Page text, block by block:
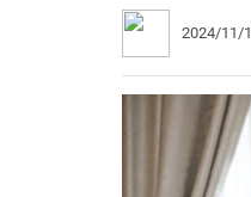
2024/11/